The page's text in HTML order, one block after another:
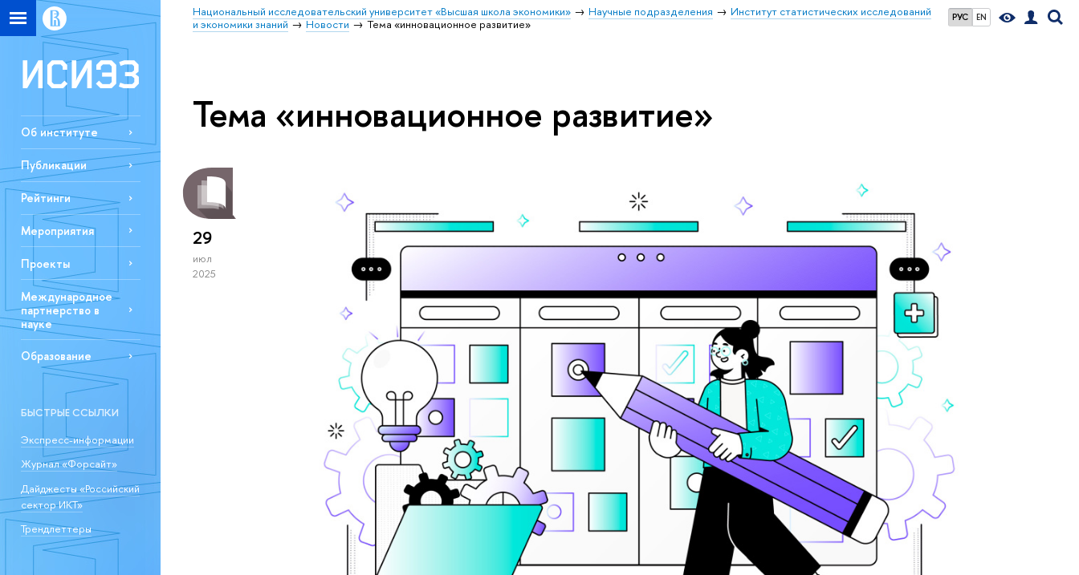
РУС EN
Национальный исследовательский университет «Высшая школа экономики» Научные подразделения
Институт статистических исследований
и экономики знаний
Новости Тема «инновационное развитие»
Об институте
Публикации
Рейтинги
Мероприятия
Проекты
Международное
партнерство в
науке
Образование
БЫСТРЫЕ ССЫЛКИ
Экспресс-информации
Журнал «Форсайт»
Дайджесты «Российский
сектор ИКТ»
Трендлеттеры
Тема «инновационное развитие»
29
июл
2025